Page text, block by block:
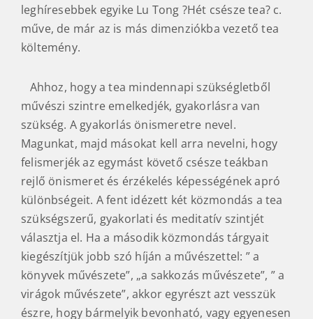
leghíresebbek egyike Lu Tong ?Hét csésze tea? c.
műve, de már az is más dimenziókba vezető tea
költemény.
Ahhoz, hogy a tea mindennapi szükségletből
művészi szintre emelkedjék, gyakorlásra van
szükség. A gyakorlás önismeretre nevel.
Magunkat, majd másokat kell arra nevelni, hogy
felismerjék az egymást követő csésze teákban
rejlő önismeret és érzékelés képességének apró
különbségeit. A fent idézett két közmondás a tea
szükségszerű, gyakorlati és meditatív szintjét
választja el. Ha a második közmondás tárgyait
kiegészítjük jobb szó híján a művészettel: ” a
könyvek művészete”, „a sakkozás művészete”, ” a
virágok művészete”, akkor egyrészt azt vesszük
észre, hogy bármelyik bevonható, vagy egyenesen